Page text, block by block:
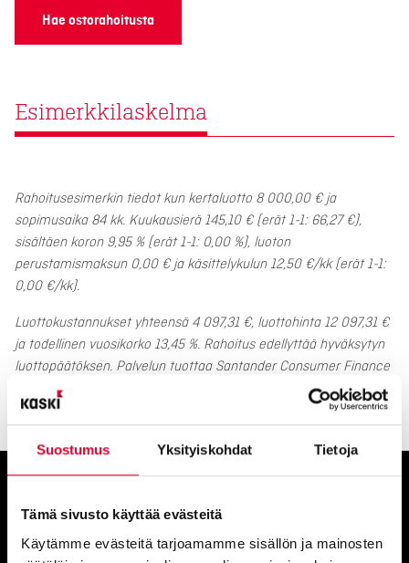
Suostumus Yksityiskohdat Tietoja
Tämä sivusto käyttää evästeitä
Käytämme evästeitä tarjoamamme sisällön ja mainosten
Hae ostorahoitusta
Esimerkkilaskelma
Rahoitusesimerkin tiedot kun kertaluotto 8 000,00 € ja
sopimusaika 84 kk. Kuukausierä 145,10 € (erät 1-1: 66,27 €),
sisältäen koron 9,95 % (erät 1-1: 0,00 %), luoton
perustamismaksun 0,00 € ja käsittelykulun 12,50 €/kk (erät 1-1:
0,00 €/kk).
Luottokustannukset yhteensä 4 097,31 €, luottohinta 12 097,31 €
ja todellinen vuosikorko 13,45 %. Rahoitus edellyttää hyväksytyn
luottopäätöksen. Palvelun tuottaa Santander Consumer Finance
Oy, Risto Rytin tie 33, 00570 Helsinki.
Ota yhteyttä